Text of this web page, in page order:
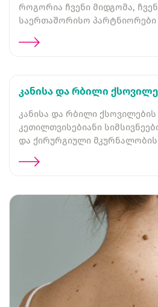
როგორია ჩვენი მიდგომა,
საერთაშორისო პარტნიორები
კანისა და რბილი
კანისა და რბილი ქსოვილების
კეთილთვისებიანი
და ქირურგიული